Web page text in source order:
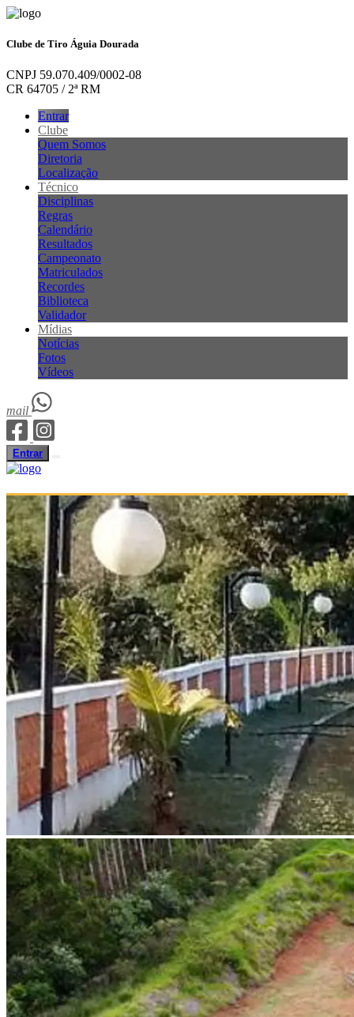
Clube de Tiro Águia Dourada
CNPJ 59.070.409/0002-08
CR 64705 / 2ª RM
Entrar
Clube
Quem Somos
Diretoria
Localização
Técnico
Disciplinas
Regras
Calendário
Resultados
Campeonato
Matriculados
Recordes
Biblioteca
Validador
Mídias
Notícias
Fotos
Vídeos
mail
Entrar